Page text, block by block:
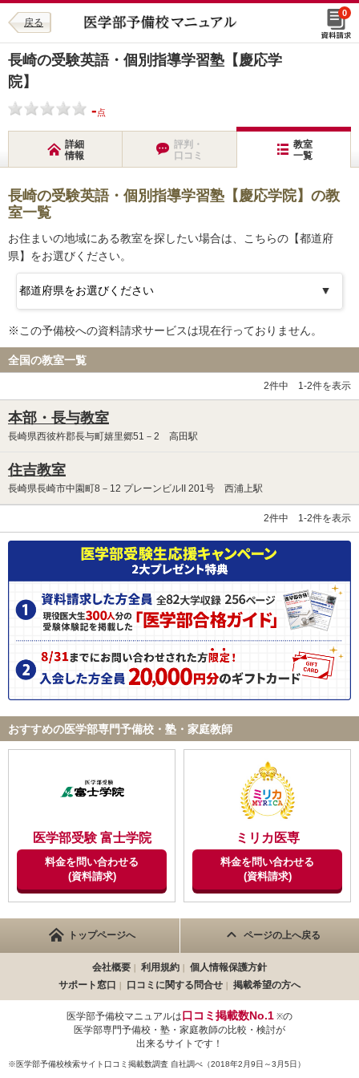
戻る
0
長崎の受験英語・個別指導学習塾【慶応学
院】
-点
詳細
情報
評判・
口コミ
教室
一覧
長崎の受験英語・個別指導学習塾【慶応学院】の教
室一覧
お住まいの地域にある教室を探したい場合は、こちらの【都道府
県】をお選びください。
※この予備校への資料請求サービスは現在行っておりません。
全国の教室一覧
2件中 1-2件を表示
本部・長与教室
長崎県西彼杵郡長与町嬉里郷51－2 高田駅
住吉教室
長崎県長崎市中園町8－12 プレーンビルII 201号 西浦上駅
2件中 1-2件を表示
おすすめの医学部専門予備校・塾・家庭教師
医学部受験 富士学院
料金を問い合わせる
(資料請求)
ミリカ医専
料金を問い合わせる
(資料請求)
トップページへ ページの上へ戻る
会社概要 利用規約
個人情報保護方針
サポート窓口
口コミに関する問合せ 掲載希望の方へ
医学部予備校マニュアルは口コミ掲載数No.1 ※の
医学部専門予備校・塾・家庭教師の比較・検討が
出来るサイトです！
※医学部予備校検索サイト口コミ掲載数調査 自社調べ（2018年2月9日～3月5日）